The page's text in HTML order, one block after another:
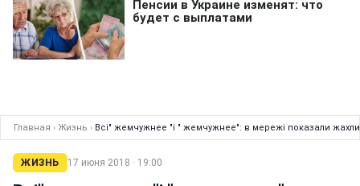
Главная › Жизнь › Всі" жемчужнее "і " жемчужнее": в мережі показали
ЖИЗНЬ 17 июня 2018 · 19:00